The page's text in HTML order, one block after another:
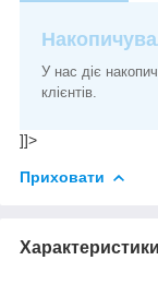
У нас діє
клієнтів.
]]>
Приховати
Характеристики